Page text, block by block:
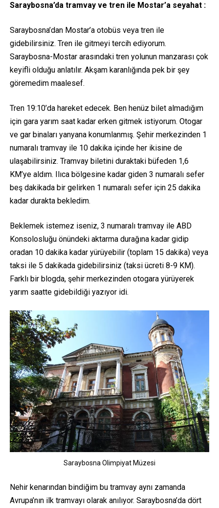
Saraybosna’da tramvay ve tren ile Mostar’a seyahat :
Saraybosna’dan Mostar’a otobüs veya tren ile
gidebilirsiniz. Tren ile gitmeyi tercih ediyorum.
Saraybosna-Mostar arasındaki tren yolunun manzarası çok
keyifli olduğu anlatılır. Akşam karanlığında pek bir şey
göremedim maalesef.
Tren 19:10’da hareket edecek. Ben henüz bilet almadığım
için gara yarım saat kadar erken gitmek istiyorum. Otogar
ve gar binaları yanyana konumlanmış. Şehir merkezinden 1
numaralı tramvay ile 10 dakika içinde her ikisine de
ulaşabilirsiniz. Tramvay biletini duraktaki büfeden 1,6
KM’ye aldım. Ilıca bölgesine kadar giden 3 numaralı sefer
beş dakikada bir gelirken 1 numaralı sefer için 25 dakika
kadar durakta bekledim.
Beklemek istemez iseniz, 3 numaralı tramvay ile ABD
Konsolosluğu önündeki aktarma durağına kadar gidip
oradan 10 dakika kadar yürüyebilir (toplam 15 dakika) veya
taksi ile 5 dakikada gidebilirsiniz (taksi ücreti 8-9 KM).
Farklı bir blogda, şehir merkezinden otogara yürüyerek
yarım saatte gidebildiği yazıyor idi.
Saraybosna Olimpiyat Müzesi
Nehir kenarından bindiğim bu tramvay aynı zamanda
Avrupa’nın ilk tramvayı olarak anılıyor. Saraybosna’da dört